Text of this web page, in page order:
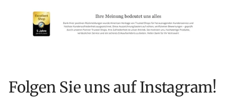
Folgen Sie uns auf Instagram!